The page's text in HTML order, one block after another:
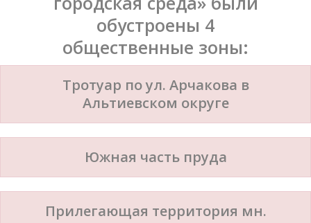
обустроены 4
общественные зоны:
Тротуар по ул. Арчакова в
Альтиевском округе
Южная часть пруда
Прилегающая территория мн.